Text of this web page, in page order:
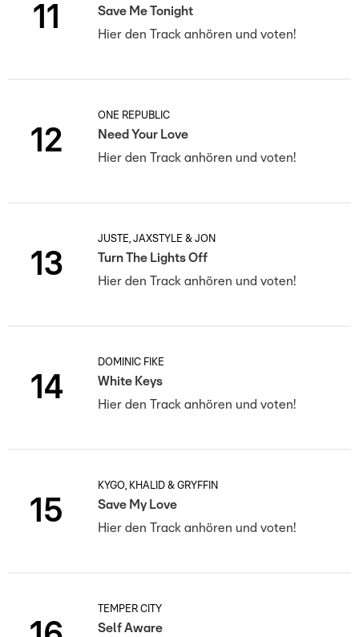
11
Save Me Tonight
Hier den Track anhören und voten!
12
ONE REPUBLIC
Need Your Love
Hier den Track anhören und voten!
13
JUSTÈ, JAXSTYLE & JON
Turn The Lights Off
Hier den Track anhören und voten!
14
DOMINIC FIKE
White Keys
Hier den Track anhören und voten!
15
KYGO, KHALID & GRYFFIN
Save My Love
Hier den Track anhören und voten!
TEMPER CITY
Self Aware